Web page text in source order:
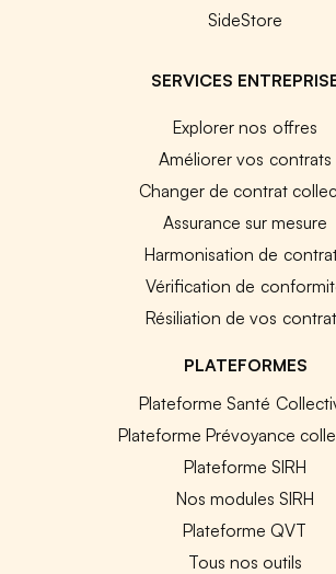
SideStore
SERVICES
Explorer nos offres
Améliorer vos contrats
Changer de contrat
Assurance sur mesure
Harmonisation de
Vérification de
Résiliation de vos
PLATEFORMES
Plateforme Santé
Plateforme Prévoyance
Plateforme SIRH
Nos modules SIRH
Plateforme QVT
Tous nos outils